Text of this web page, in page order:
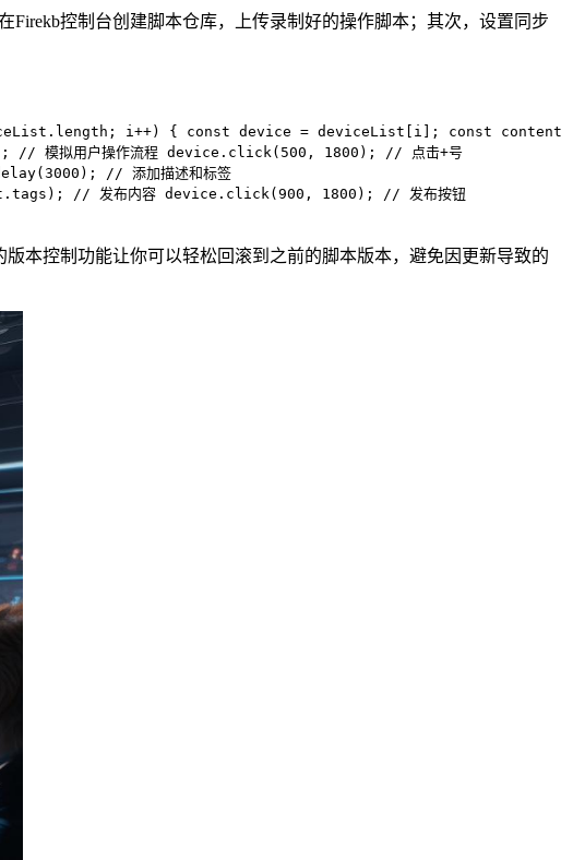
控制台创建脚本仓库，上传录制好的操作脚本；其次，设置同步
i++) { const device = deviceList[i]; const content
模拟用户操作流程 device.click(500, 1800); // 点击+号
// 添加描述和标签
// 发布内容 device.click(900, 1800); // 发布按钮
本控制功能让你可以轻松回滚到之前的脚本版本，避免因更新导致的